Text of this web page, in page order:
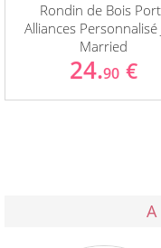
Rondin de Bois
Alliances Personnalisé
Married
24.90 €
A